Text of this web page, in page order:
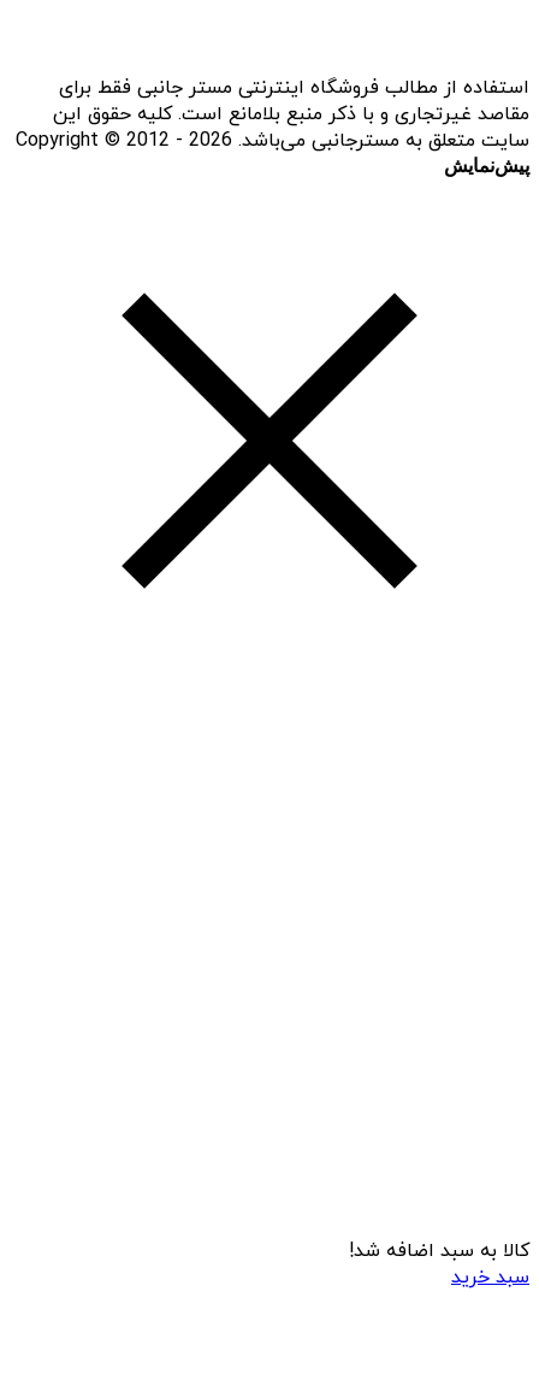
استفاده از مطالب فروشگاه اینترنتی مستر جانبی فقط برای
مقاصد غیرتجاری و با ذکر منبع بلامانع است. کلیه حقوق این
سایت متعلق به مسترجانبی می‌باشد. Copyright © 2012 - 2026
پیش‌نمایش
کالا به سبد اضافه شد!
سبد خرید